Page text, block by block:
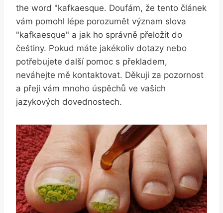
the word "kafkaesque. Doufám, že tento článek
vám pomohl lépe porozumět význam slova
"kafkaesque" a jak ho správně přeložit do
češtiny. Pokud máte jakékoliv dotazy nebo
potřebujete další pomoc s překladem,
neváhejte mě kontaktovat. Děkuji za pozornost
a přeji vám mnoho úspěchů ve vašich
jazykových dovednostech.